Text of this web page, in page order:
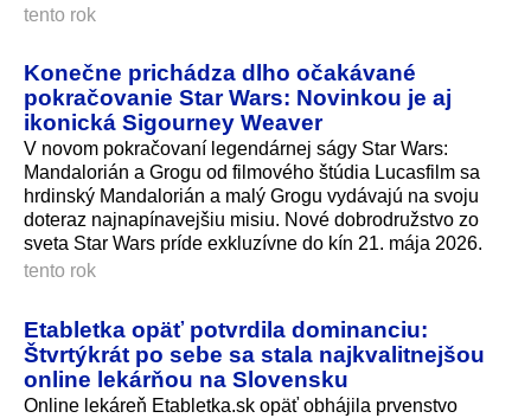
tento rok
Konečne prichádza dlho očakávané
pokračovanie Star Wars: Novinkou je aj
ikonická Sigourney Weaver
V novom pokračovaní legendárnej ságy Star Wars:
Mandalorián a Grogu od filmového štúdia Lucasfilm sa
hrdinský Mandalorián a malý Grogu vydávajú na svoju
doteraz najnapínavejšiu misiu. Nové dobrodružstvo zo
sveta Star Wars príde exkluzívne do kín 21. mája 2026.
tento rok
Etabletka opäť potvrdila dominanciu:
Štvrtýkrát po sebe sa stala najkvalitnejšou
online lekárňou na Slovensku
Online lekáreň Etabletka.sk opäť obhájila prvenstvo